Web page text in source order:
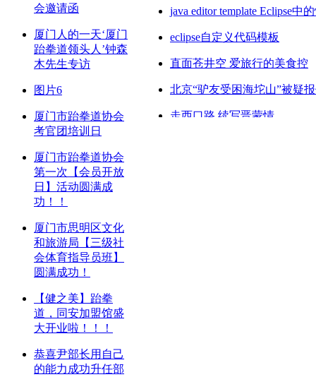
会邀请函
厦门人的一天‘厦门
跆拳道领头人’钟森
木先生专访
图片6
厦门市跆拳道协会
考官团培训日
厦门市跆拳道协会
第一次【会员开放
日】活动圆满成
功！！
厦门市思明区文化
和旅游局【三级社
会体育指导员班】
圆满成功！
【健之美】跆拳
道，同安加盟馆盛
大开业啦！！！
恭喜尹部长用自己
的能力成功升任部
java editor template Eclipse中
eclipse自定义代码模板
直面苍井空 爱旅行的美食控
北京“驴友受困海坨山”被疑
走西口路 续写晋蒙情